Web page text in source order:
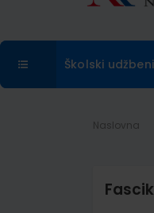
Školski
Naslovna